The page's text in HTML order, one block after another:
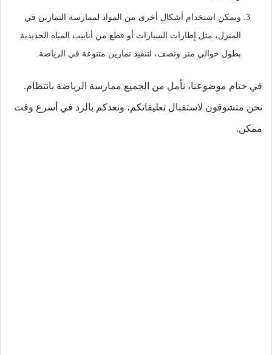
ويمكن استخدام أشكال أخرى من المواد لممارسة التمارين في
المنزل، مثل إطارات السيارات أو قطع من أنابيب المياه الحديدية
بطول حوالي متر ونصف، لتنفيذ تمارين متنوعة في الرياضة.
في ختام موضوعنا، نأمل من الجميع ممارسة الرياضة بانتظام.
نحن متشوقون لاستقبال تعليقاتكم، ونعدكم بالرد في أسرع وقت
ممكن.